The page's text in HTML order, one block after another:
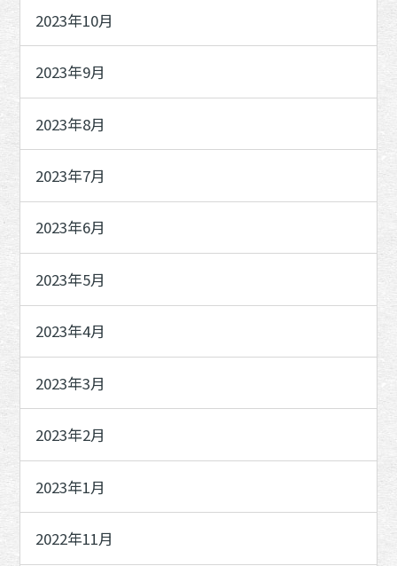
2023年10月
2023年9月
2023年8月
2023年7月
2023年6月
2023年5月
2023年4月
2023年3月
2023年2月
2023年1月
2022年11月